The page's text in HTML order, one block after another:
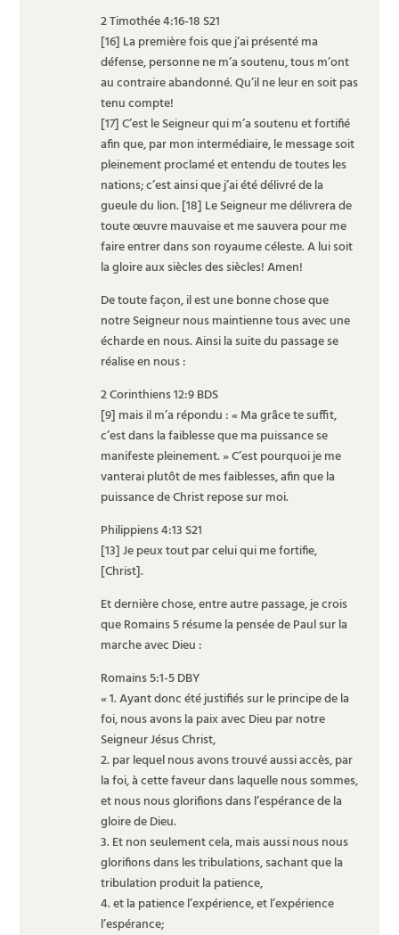
2 Timothée 4:16-18 S21
[16] La première fois que j’ai présenté ma
défense, personne ne m’a soutenu, tous m’ont
au contraire abandonné. Qu’il ne leur en soit pas
tenu compte!
[17] C’est le Seigneur qui m’a soutenu et fortifié
afin que, par mon intermédiaire, le message soit
pleinement proclamé et entendu de toutes les
nations; c’est ainsi que j’ai été délivré de la
gueule du lion. [18] Le Seigneur me délivrera de
toute œuvre mauvaise et me sauvera pour me
faire entrer dans son royaume céleste. A lui soit
la gloire aux siècles des siècles! Amen!
De toute façon, il est une bonne chose que
notre Seigneur nous maintienne tous avec une
écharde en nous. Ainsi la suite du passage se
réalise en nous :
2 Corinthiens 12:9 BDS
[9] mais il m’a répondu : « Ma grâce te suffit,
c’est dans la faiblesse que ma puissance se
manifeste pleinement. » C’est pourquoi je me
vanterai plutôt de mes faiblesses, afin que la
puissance de Christ repose sur moi.
Philippiens 4:13 S21
[13] Je peux tout par celui qui me fortifie,
[Christ].
Et dernière chose, entre autre passage, je crois
que Romains 5 résume la pensée de Paul sur la
marche avec Dieu :
Romains 5:1-5 DBY
« 1. Ayant donc été justifiés sur le principe de la
foi, nous avons la paix avec Dieu par notre
Seigneur Jésus Christ,
2. par lequel nous avons trouvé aussi accès, par
la foi, à cette faveur dans laquelle nous sommes,
et nous nous glorifions dans l’espérance de la
gloire de Dieu.
3. Et non seulement cela, mais aussi nous nous
glorifions dans les tribulations, sachant que la
tribulation produit la patience,
4. et la patience l’expérience, et l’expérience
l’espérance;